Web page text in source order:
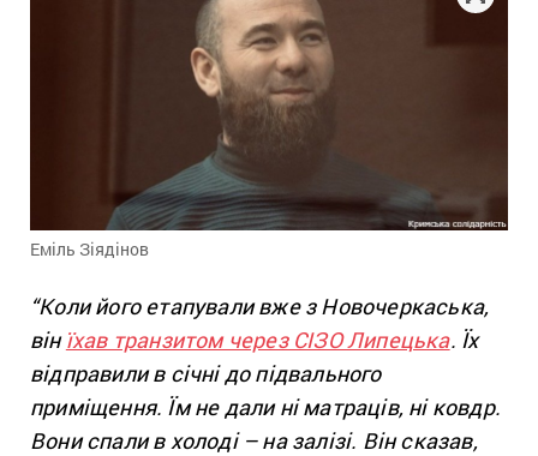
Еміль Зіядінов
“Коли його етапували вже з Новочеркаська,
вінїхав транзитом через СІЗО Липецька. Їх
відправили в січні до підвального
приміщення. Їм не дали ні матраців, ні ковдр.
Вони спали в холоді – на залізі. Він сказав,